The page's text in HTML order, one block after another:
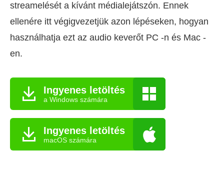
streamelését a kívánt médialejátszón. Ennek
ellenére itt végigvezetjük azon lépéseken, hogyan
használhatja ezt az audio keverőt PC -n és Mac -
en.
Ingyenes letöltés
a Windows számára
Ingyenes letöltés
macOS számára